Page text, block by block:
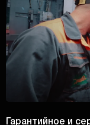
Гарантийное и